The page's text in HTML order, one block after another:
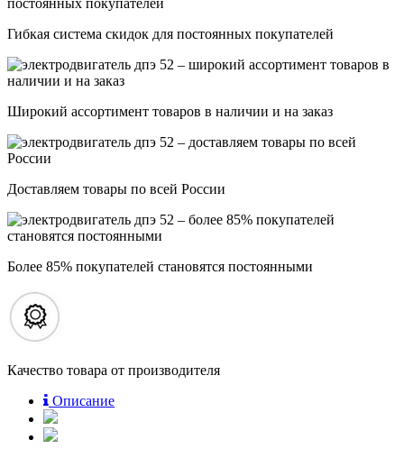
Гибкая система скидок для постоянных покупателей
Широкий ассортимент товаров в наличии и на заказ
Доставляем товары по всей России
Более 85% покупателей становятся постоянными
Качество товара от производителя
Описание